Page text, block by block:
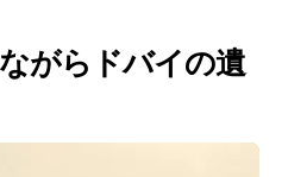
がらドバイの遺